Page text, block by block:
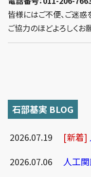
皆様にはご不便、ご迷惑
ご協力のほどよろしくお
石部基実 BLOG
2026.07.19 [新着]
2026.07.06
人工